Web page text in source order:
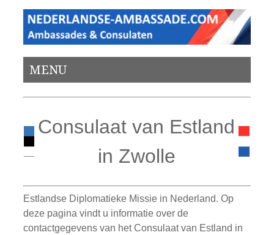
MENU
Consulaat van Estland
in Zwolle
Estlandse Diplomatieke Missie in Nederland. Op
deze pagina vindt u informatie over de
contactgegevens van het Consulaat van Estland in